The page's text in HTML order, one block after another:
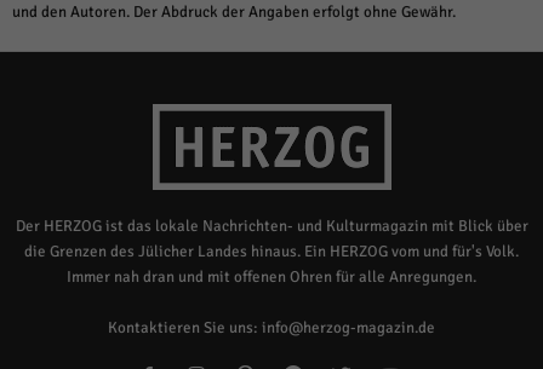
und den Autoren. Der Abdruck der Angaben erfolgt ohne Gewähr.
Der HERZOG ist das lokale Nachrichten- und Kulturmagazin mit Blick über
die Grenzen des Jülicher Landes hinaus. Ein HERZOG vom und für's Volk.
Immer nah dran und mit offenen Ohren für alle Anregungen.
Kontaktieren Sie uns: info@herzog-magazin.de